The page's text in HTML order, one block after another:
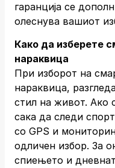
гаранција се
олеснува вашиот
Како да изберете
нараквица
При изборот на
нараквица,
стил на живот. Ако
сака да следи
со GPS и
одличен избор. За
спиењето и